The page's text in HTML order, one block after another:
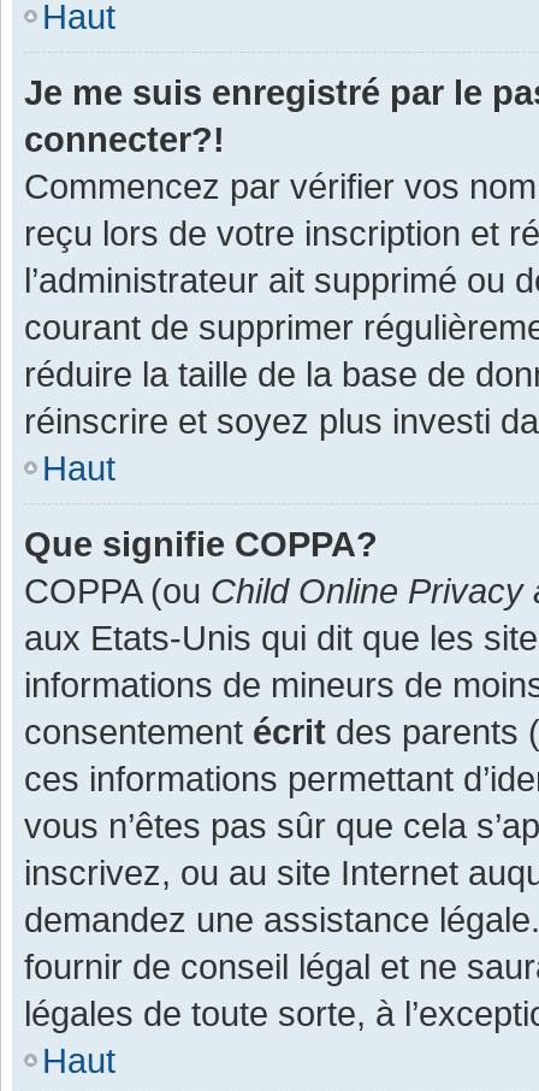
Haut
Je me suis enregistré par le
connecter?!
Commencez par vérifier vos
reçu lors de votre inscription et
l’administrateur ait supprimé ou
courant de supprimer
réduire la taille de la base de
réinscrire et soyez plus investi
Haut
Que signifie COPPA?
COPPA (ou Child Online Privacy
aux Etats-Unis qui dit que les
informations de mineurs de
consentement écrit des parents
ces informations permettant
vous n’êtes pas sûr que cela
inscrivez, ou au site Internet
demandez une assistance
fournir de conseil légal et ne
légales de toute sorte, à
Haut